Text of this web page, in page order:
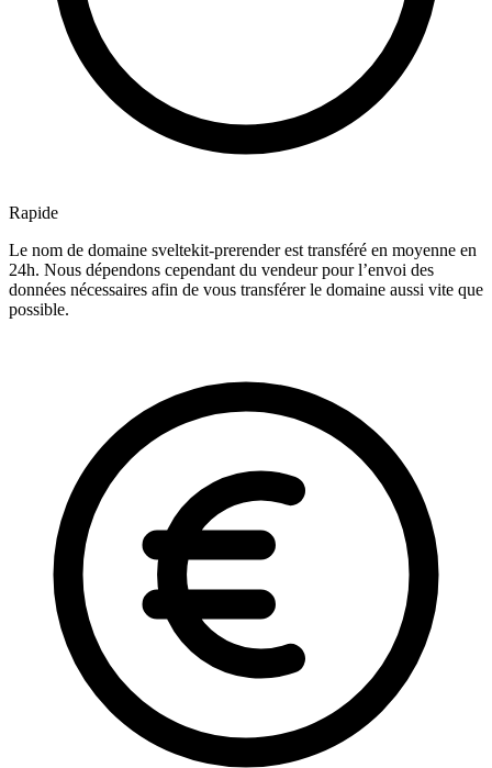
Rapide
Le nom de domaine sveltekit-prerender est transféré en moyenne en
24h. Nous dépendons cependant du vendeur pour l’envoi des
données nécessaires afin de vous transférer le domaine aussi vite que
possible.